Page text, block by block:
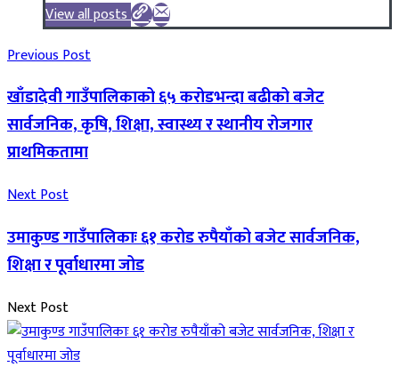
View all posts
Previous Post
खाँडादेवी गाउँपालिकाको ६५ करोडभन्दा बढीको बजेट
सार्वजनिक, कृषि, शिक्षा, स्वास्थ्य र स्थानीय रोजगार
प्राथमिकतामा
Next Post
उमाकुण्ड गाउँपालिकाः ६१ करोड रुपैयाँको बजेट सार्वजनिक,
शिक्षा र पूर्वाधारमा जोड
Next Post